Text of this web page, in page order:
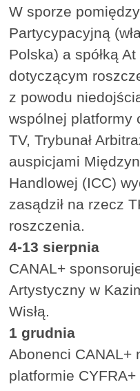
W sporze
Partycypacyjną
Polska) a spółką
dotyczącym
z powodu
wspólnej platformy
TV, Trybunał
auspicjami
Handlowej (ICC)
zasądził na rzecz
roszczenia.
4-13 sierpnia
CANAL+
Artystyczny w
Wisłą.
1 grudnia
Abonenci CANAL+
platformie